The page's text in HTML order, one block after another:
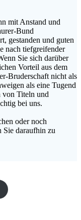
mit Anstand und
Bund
gestanden und guten
nach tiefgreifender
Sie sich darüber
Vorteil aus dem
Bruderschaft nicht als
als eine Tugend
von Titeln und
bei uns.
oder noch
Sie daraufhin zu